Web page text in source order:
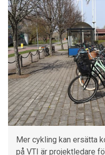
Mer cykling kan ersätta
på VTI är projektledare